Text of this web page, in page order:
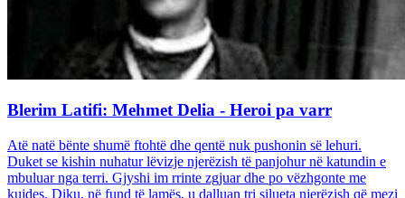
Blerim Latifi: Mehmet Delia - Heroi pa varr
Atë natë bënte shumë ftohtë dhe qentë nuk pushonin së lehuri.
Duket se kishin nuhatur lëvizje njerëzish të panjohur në katundin e
mbuluar nga terri. Gjyshi im rrinte zgjuar dhe po vëzhgonte me
kujdes. Diku, në fund të lamës, u dalluan tri silueta njerëzish që mezi